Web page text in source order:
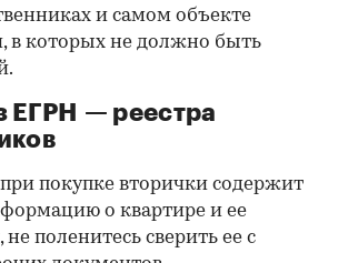
и самом объекте
в которых не должно быть
ЕГРН — реестра
покупке вторички содержит
о квартире и ее
не поленитесь сверить ее с